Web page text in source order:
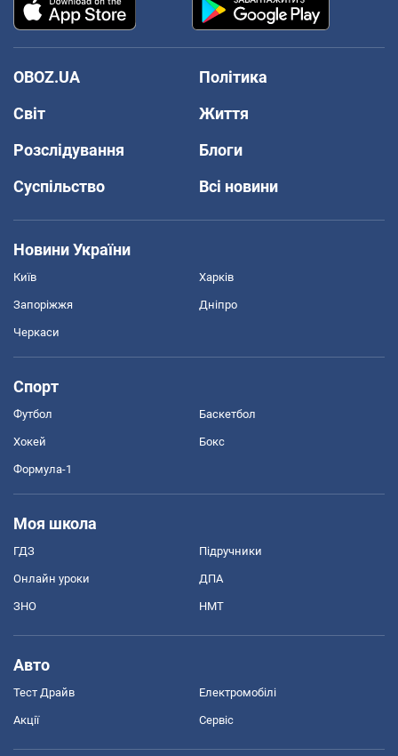
OBOZ.UA
Політика
Світ
Життя
Розслідування
Блоги
Суспільство
Всі новини
Новини України
Київ Харків
Запоріжжя Дніпро
Черкаси
Спорт
Футбол Баскетбол
Хокей Бокс
Формула-1
Моя школа
ГДЗ Підручники
Онлайн уроки ДПА
ЗНО НМТ
Авто
Тест Драйв Електромобілі
Акції Сервіс